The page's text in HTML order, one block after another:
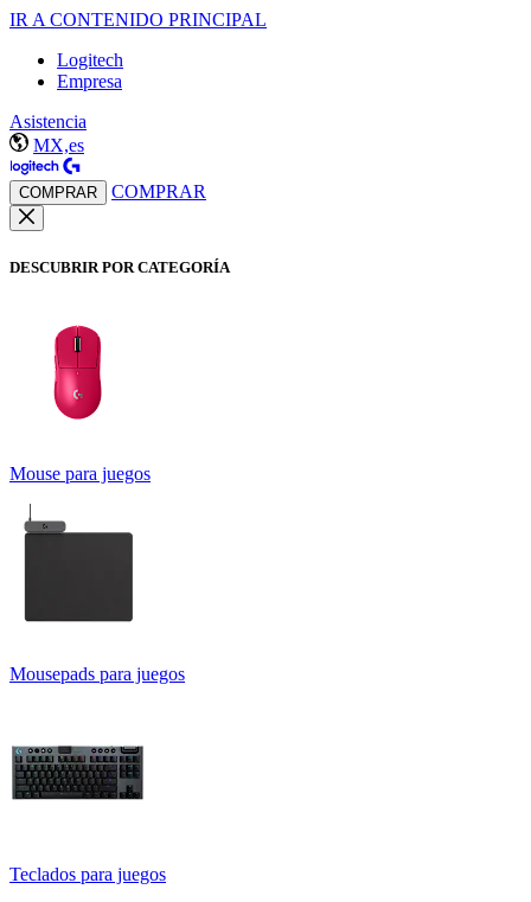
IR A CONTENIDO PRINCIPAL
Logitech
Empresa
Asistencia
MX,es
COMPRAR COMPRAR
DESCUBRIR POR CATEGORÍA
Mouse para juegos
Mousepads para juegos
Teclados para juegos